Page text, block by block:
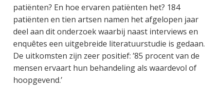
patiënten? En hoe ervaren patiënten het? 184
patiënten en tien artsen namen het afgelopen jaar
deel aan dit onderzoek waarbij naast interviews en
enquêtes een uitgebreide literatuurstudie is gedaan.
De uitkomsten zijn zeer positief: ’85 procent van de
mensen ervaart hun behandeling als waardevol of
hoopgevend.’